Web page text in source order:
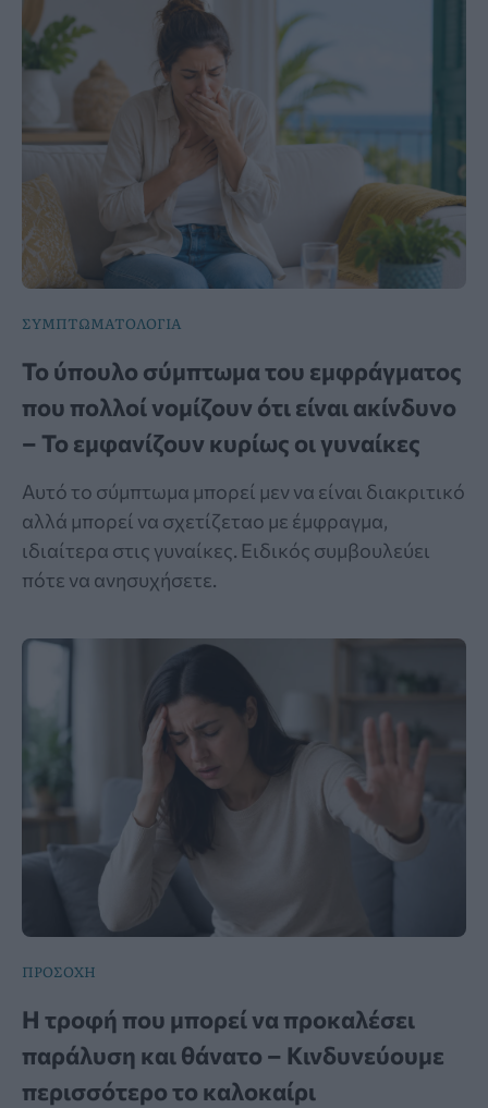
ΣΥΜΠΤΩΜΑΤΟΛΟΓΙΑ
Το ύπουλο σύμπτωμα του εμφράγματος
που πολλοί νομίζουν ότι είναι ακίνδυνο
– Το εμφανίζουν κυρίως οι γυναίκες
Αυτό το σύμπτωμα μπορεί μεν να είναι διακριτικό
αλλά μπορεί να σχετίζεταο με έμφραγμα,
ιδιαίτερα στις γυναίκες. Ειδικός συμβουλεύει
πότε να ανησυχήσετε.
ΠΡΟΣΟΧΗ
Η τροφή που μπορεί να προκαλέσει
παράλυση και θάνατο – Κινδυνεύουμε
περισσότερο το καλοκαίρι